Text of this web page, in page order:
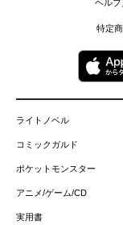
ヘル
特定
ライトノベル
コミックガルド
ポケットモンスター
アニメ/ゲーム/CD
実用書